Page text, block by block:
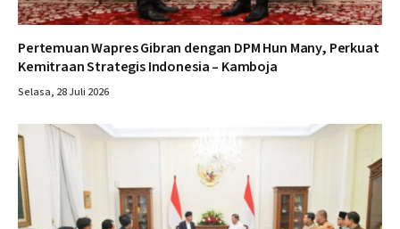
Pertemuan Wapres Gibran dengan DPM Hun Many, Perkuat
Kemitraan Strategis Indonesia – Kamboja
Selasa, 28 Juli 2026